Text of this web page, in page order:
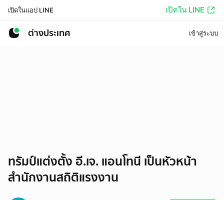
เปิดในแอป LINE เปิดใน LINE
ต่างประเทศ เข้าสู่ระบบ
ทรัมป์แต่งตั้ง อี.เจ. แอนโทนี เป็นหัวหน้า
สำนักงานสถิติแรงงาน